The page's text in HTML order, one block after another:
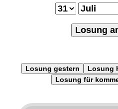
Losung
Losung gestern Losung
Losung für